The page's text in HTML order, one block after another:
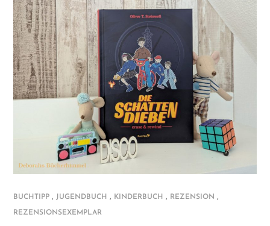
BUCHTIPP ,JUGENDBUCH , KINDERBUCH , REZENSION ,
REZENSIONSEXEMPLAR